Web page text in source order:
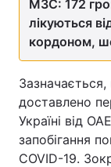
МЗС: 172
лікуються
кордоном,
доставлено
Україні від
запобігання
COVID-19.